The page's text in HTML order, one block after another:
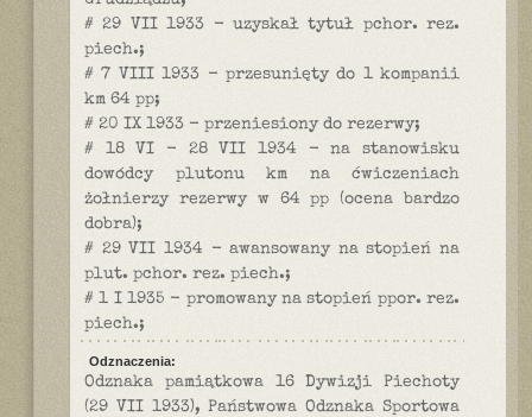
# 29 VII 1933 - uzyskał tytuł pchor. rez.
piech.;
# 7 VIII 1933 - przesunięty do 1 kompanii
km 64 pp;
# 20 IX 1933 - przeniesiony do rezerwy;
# 18 VI - 28 VII 1934 - na stanowisku
dowódcy plutonu km na ćwiczeniach
żołnierzy rezerwy w 64 pp (ocena bardzo
dobra);
# 29 VII 1934 - awansowany na stopień na
plut. pchor. rez. piech.;
# 1 I 1935 - promowany na stopień ppor. rez.
piech.;
Odznaczenia:
Odznaka pamiątkowa 16 Dywizji Piechoty
(29 VII 1933), Państwowa Odznaka Sportowa